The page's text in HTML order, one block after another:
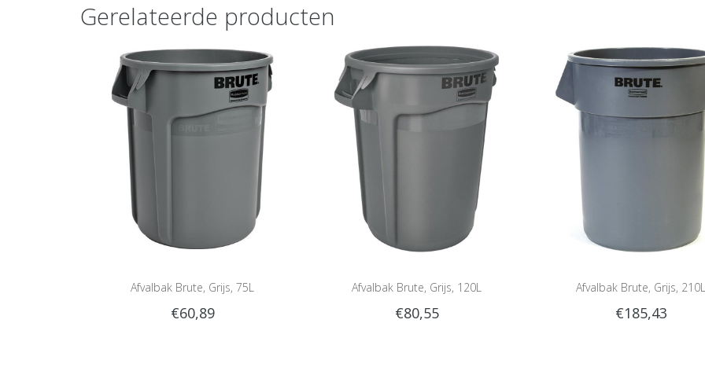
Gerelateerde producten
Afvalbak Brute, Grijs, 75L
€60,89
Afvalbak Brute, Grijs, 120L
€80,55
Afvalbak Brute, Grijs, 210L
€185,43